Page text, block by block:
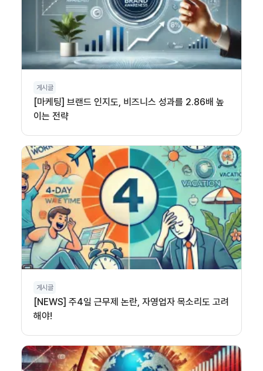
게시글
[마케팅] 브랜드 인지도, 비즈니스 성과를 2.86배 높
이는 전략
게시글
[NEWS] 주4일 근무제 논란, 자영업자 목소리도 고려
해야!